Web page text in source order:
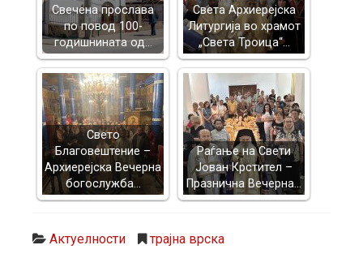
Свечена прослава
по повод 100-
годишнината од…
Света Архиерејска
Литургија во храмот
„Света Троица“…
Свето
Благовештение –
Архиерејска Вечерна
богослужба…
Раѓање на Свети
Јован Крстител –
Празнична Вечерна…
Актуелности трајна врска